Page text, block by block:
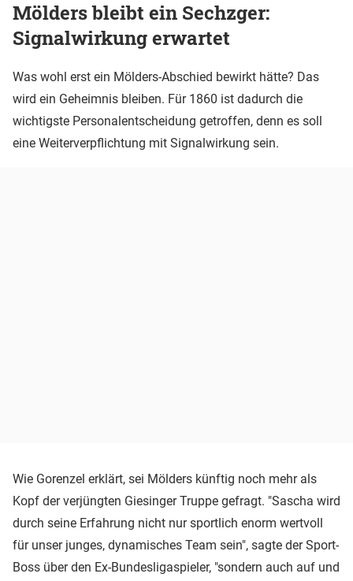
Mölders bleibt ein Sechzger:
Signalwirkung erwartet
Was wohl erst ein Mölders-Abschied bewirkt hätte? Das
wird ein Geheimnis bleiben. Für 1860 ist dadurch die
wichtigste Personalentscheidung getroffen, denn es soll
eine Weiterverpflichtung mit Signalwirkung sein.
Wie Gorenzel erklärt, sei Mölders künftig noch mehr als
Kopf der verjüngten Giesinger Truppe gefragt. "Sascha wird
durch seine Erfahrung nicht nur sportlich enorm wertvoll
für unser junges, dynamisches Team sein", sagte der Sport-
Boss über den Ex-Bundesligaspieler, "sondern auch auf und